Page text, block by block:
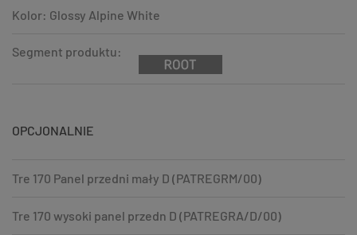
Kolor: Glossy Alpine White
Segment produktu:
OPCJONALNIE
Tre 170 Panel przedni mały D (PATREGRM/00)
Tre 170 wysoki panel przedn D (PATREGRA/D/00)